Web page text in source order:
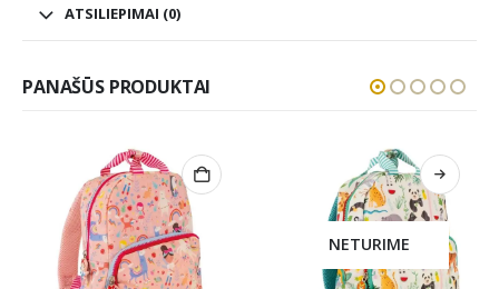
ATSILIEPIMAI (0)
PANAŠŪS PRODUKTAI
NETURIME